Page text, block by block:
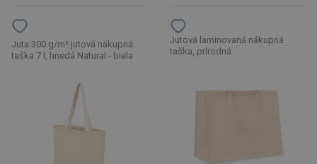
Juta 300 g/m² jutová nákupná
taška 7 l, hnedá Natural - biela
Jutová laminovaná nákupná
taška, prírodná